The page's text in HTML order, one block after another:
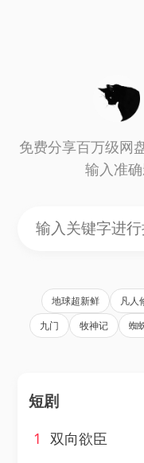
免费分享百万级网
输入准
地球超新鲜 凡人
九门
牧神记 蜘
短剧
1
双向欲臣